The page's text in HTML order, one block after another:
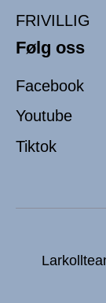
FRIVILLIG
Følg oss
Facebook
Youtube
Tiktok